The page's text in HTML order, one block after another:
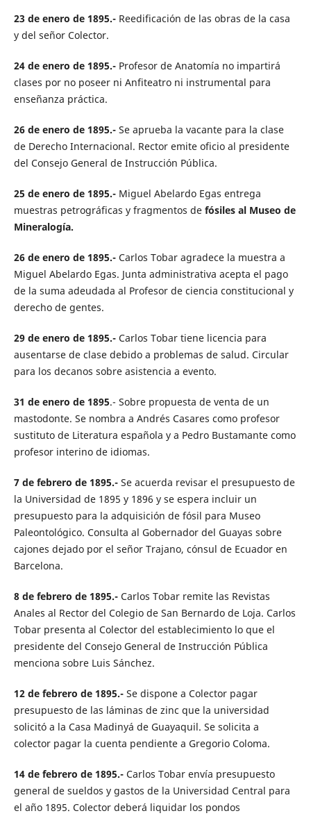
23 de enero de 1895.-Reedificación de las obras de la casa
y del señor Colector.
24 de enero de 1895.- Profesor de Anatomía no impartirá
clases por no poseer ni Anfiteatro ni instrumental para
enseñanza práctica.
26 de enero de 1895.- Se aprueba la vacante para la clase
de Derecho Internacional. Rector emite oficio al presidente
del Consejo General de Instrucción Pública.
25 de enero de 1895.- Miguel Abelardo Egas entrega
muestras petrográficas y fragmentos de fósiles al Museo de
Mineralogía.
26 de enero de 1895.- Carlos Tobar agradece la muestra a
Miguel Abelardo Egas. Junta administrativa acepta el pago
de la suma adeudada al Profesor de ciencia constitucional y
derecho de gentes.
29 de enero de 1895.- Carlos Tobar tiene licencia para
ausentarse de clase debido a problemas de salud. Circular
para los decanos sobre asistencia a evento.
31 de enero de 1895.- Sobre propuesta de venta de un
mastodonte. Se nombra a Andrés Casares como profesor
sustituto de Literatura española y a Pedro Bustamante como
profesor interino de idiomas.
7 de febrero de 1895.- Se acuerda revisar el presupuesto de
la Universidad de 1895 y 1896 y se espera incluir un
presupuesto para la adquisición de fósil para Museo
Paleontológico. Consulta al Gobernador del Guayas sobre
cajones dejado por el señor Trajano, cónsul de Ecuador en
Barcelona.
8 de febrero de 1895.- Carlos Tobar remite las Revistas
Anales al Rector del Colegio de San Bernardo de Loja. Carlos
Tobar presenta al Colector del establecimiento lo que el
presidente del Consejo General de Instrucción Pública
menciona sobre Luis Sánchez.
12 de febrero de 1895.- Se dispone a Colector pagar
presupuesto de las láminas de zinc que la universidad
solicitó a la Casa Madinyá de Guayaquil. Se solicita a
colector pagar la cuenta pendiente a Gregorio Coloma.
14 de febrero de 1895.- Carlos Tobar envía presupuesto
general de sueldos y gastos de la Universidad Central para
el año 1895. Colector deberá liquidar los pondos